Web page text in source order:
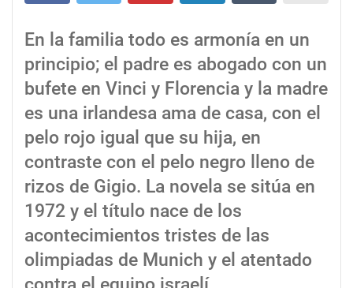
En la familia todo es armonía en un
principio; el padre es abogado con un
bufete en Vinci y Florencia y la madre
es una irlandesa ama de casa, con el
pelo rojo igual que su hija, en
contraste con el pelo negro lleno de
rizos de Gigio. La novela se sitúa en
1972 y el título nace de los
acontecimientos tristes de las
olimpiadas de Munich y el atentado